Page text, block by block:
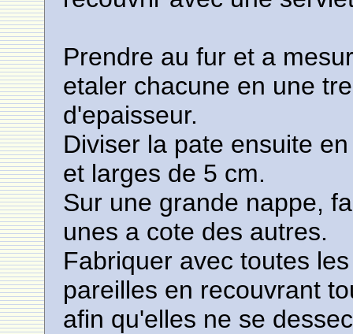
Prendre au fur et a
etaler chacune en une
d'epaisseur.
Diviser la pate ensuite
et larges de 5 cm.
Sur une grande nappe,
unes a cote des autres.
Fabriquer avec toutes
pareilles en recouvrant
afin qu'elles ne se